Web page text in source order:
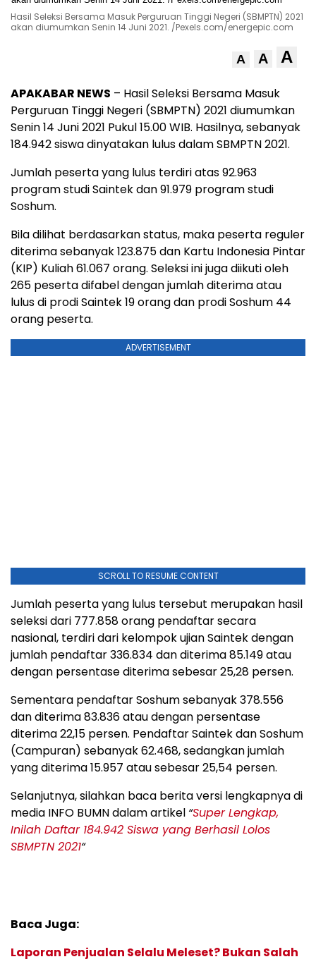
Hasil Seleksi Bersama Masuk Perguruan Tinggi Negeri (SBMPTN) 2021
akan diumumkan Senin 14 Juni 2021. /Pexels.com/energepic.com
A A A
APAKABAR NEWS – Hasil Seleksi Bersama Masuk
Perguruan Tinggi Negeri (SBMPTN) 2021 diumumkan
Senin 14 Juni 2021 Pukul 15.00 WIB. Hasilnya, sebanyak
184.942 siswa dinyatakan lulus dalam SBMPTN 2021.
Jumlah peserta yang lulus terdiri atas 92.963
program studi Saintek dan 91.979 program studi
Soshum.
Bila dilihat berdasarkan status, maka peserta reguler
diterima sebanyak 123.875 dan Kartu Indonesia Pintar
(KIP) Kuliah 61.067 orang. Seleksi ini juga diikuti oleh
265 peserta difabel dengan jumlah diterima atau
lulus di prodi Saintek 19 orang dan prodi Soshum 44
orang peserta.
ADVERTISEMENT
SCROLL TO RESUME CONTENT
Jumlah peserta yang lulus tersebut merupakan hasil
seleksi dari 777.858 orang pendaftar secara
nasional, terdiri dari kelompok ujian Saintek dengan
jumlah pendaftar 336.834 dan diterima 85.149 atau
dengan persentase diterima sebesar 25,28 persen.
Sementara pendaftar Soshum sebanyak 378.556
dan diterima 83.836 atau dengan persentase
diterima 22,15 persen. Pendaftar Saintek dan Soshum
(Campuran) sebanyak 62.468, sedangkan jumlah
yang diterima 15.957 atau sebesar 25,54 persen.
Selanjutnya, silahkan baca berita versi lengkapnya di
media INFO BUMN dalam artikel “Super Lengkap,
Inilah Daftar 184.942 Siswa yang Berhasil Lolos
SBMPTN 2021“
Baca Juga:
Laporan Penjualan Selalu Meleset? Bukan Salah